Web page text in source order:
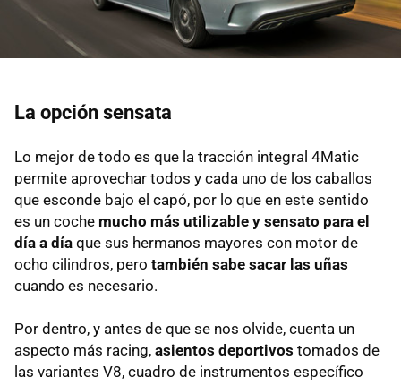
La opción sensata
Lo mejor de todo es que la tracción integral 4Matic
permite aprovechar todos y cada uno de los caballos
que esconde bajo el capó, por lo que en este sentido
es un coche mucho más utilizable y sensato para el
día a día que sus hermanos mayores con motor de
ocho cilindros, pero también sabe sacar las uñas
cuando es necesario.
Por dentro, y antes de que se nos olvide, cuenta un
aspecto más racing, asientos deportivos tomados de
las variantes V8, cuadro de instrumentos específico